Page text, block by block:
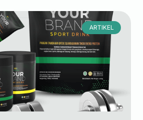
ARTIKEL